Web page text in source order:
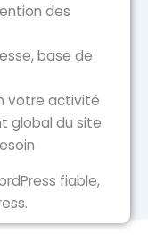
des
base de
votre activité
global du site
fiable,